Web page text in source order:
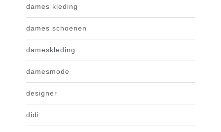
dames kleding
dames schoenen
dameskleding
damesmode
designer
didi